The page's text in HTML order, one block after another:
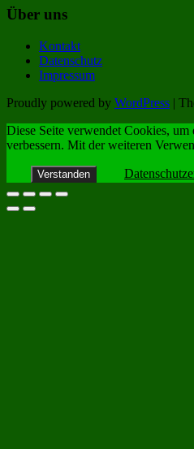
Über uns
Kontakt
Datenschutz
Impressum
Proudly powered by WordPress |
Diese Seite verwendet Cookies,
verbessern. Mit der weiteren
Verstanden